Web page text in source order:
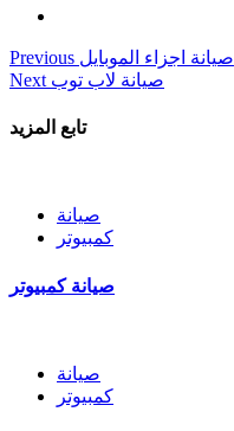
Post
navigation
Previous صيانة اجزاء الموبايل
Next صيانة لاب توب
تابع المزيد
صيانة
كمبيوتر
صيانة كمبيوتر
صيانة
كمبيوتر